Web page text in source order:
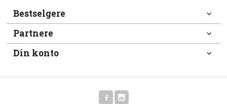
Bestselgere
Partnere
Din konto